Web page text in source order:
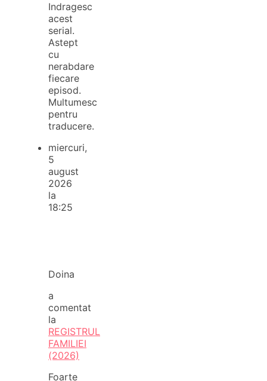
Indragesc
acest
serial.
Astept
cu
nerabdare
fiecare
episod.
Multumesc
pentru
traducere.
miercuri,
5
august
2026
la
18:25
Doina
a
comentat
la
REGISTRUL
FAMILIEI
(2026)
Foarte